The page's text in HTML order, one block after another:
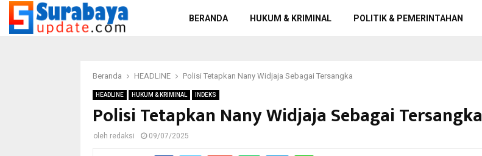
BERANDA HUKUM & KRIMINAL POLITIK & PEMERINTAHAN
Beranda HEADLINE Polisi Tetapkan Nany Widjaja Sebagai Tersangka
HEADLINE HUKUM & KRIMINAL INDEKS
Polisi Tetapkan Nany Widjaja Sebagai Tersangka
oleh redaksi 09/07/2025